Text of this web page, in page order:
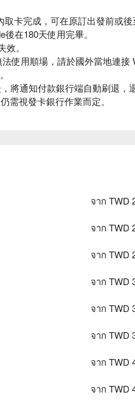
取卡完成，可在原訂出發前或後
在180天使用完畢。
。
使用順場，請於國外當地連接
將通知付款銀行端自動刷退，
需視發卡銀行作業而定。
จาก TWD
จาก TWD
จาก TWD
จาก TWD
จาก TWD
จาก TWD
จาก TWD
จาก TWD